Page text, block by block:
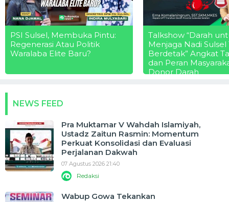
PSI Sulsel, Membuka Pintu:
Regenerasi Atau Politik
Waralaba Elite Baru?
Talkshow “Darah
Menjaga Nadi Sulsel
Berdetak” Angkat
dan Peran
Donor Darah
NEWS FEED
Pra Muktamar V Wahdah Islamiyah,
Ustadz Zaitun Rasmin: Momentum
Perkuat Konsolidasi dan Evaluasi
Perjalanan Dakwah
07 Agustus 2026 21:40
Redaksi
Wabup Gowa Tekankan